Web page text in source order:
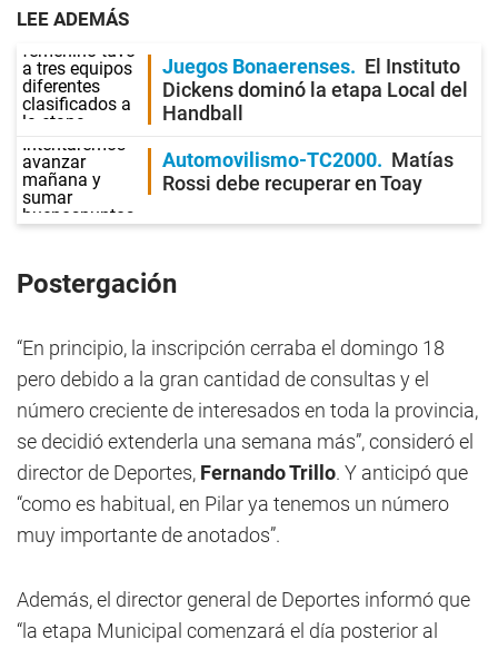
LEE ADEMÁS
Juegos Bonaerenses
El Instituto
Dickens dominó la etapa Local del
Handball
Automovilismo-TC2000
Matías
Rossi debe recuperar en Toay
Postergación
“En principio, la inscripción cerraba el domingo 18
pero debido a la gran cantidad de consultas y el
número creciente de interesados en toda la provincia,
se decidió extenderla una semana más”, consideró el
director de Deportes, Fernando Trillo. Y anticipó que
“como es habitual, en Pilar ya tenemos un número
muy importante de anotados”.
Además, el director general de Deportes informó que
“la etapa Municipal comenzará el día posterior al